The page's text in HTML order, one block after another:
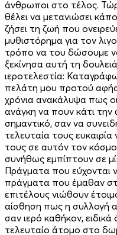
άνθρωποι στο τέλος.
θέλει να μετανιώσει
ζήσει τη ζωή που
μυθιστόρημα για τον
τρόπο να του δώσουμε
ξεκίνησα αυτή τη
ιεροτελεστία:
πελάτη μου προτού
χρόνια ανακάλυψα πως
ανάγκη να πουν κάτι
σημαντικό, σαν να
τελευταία τους
τους σε αυτόν τον
συνήθως εμπίπτουν σε
Πράγματα που εύχονται
πράγματα που έμαθαν
επιτέλους νιώθουν
αίσθηση πως η συλλογή
σαν ιερό καθήκον,
τελευταίο άτομο στο